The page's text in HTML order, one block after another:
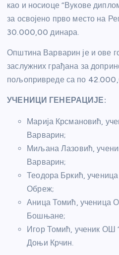
као и носиоце “Вукове
за освојено прво место на
30.000,00 динара.
Општина Варварин је и ове
заслужних грађана за
пољопривреде са по
УЧЕНИЦИ ГЕНЕРАЦИЈЕ:
Марија Крсмановић,
Варварин;
Миљана Лазовић,
Варварин;
Теодора Бркић,
Обреж;
Аница Томић, ученица
Бошњане;
Игор Томић, ученик ОШ
Доњи Крчин.